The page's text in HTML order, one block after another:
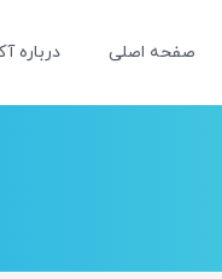
صفحه اصلی درباره